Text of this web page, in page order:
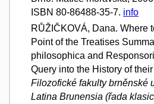
ISBN 80-86488-35-7. info
RŮŽIČKOVÁ, Dana. Where
Point of the Treatises
philosophica and
Query into the History of
Filozofické fakulty brněnské
Latina Brunensia (řada